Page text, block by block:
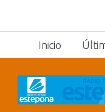
Inicio